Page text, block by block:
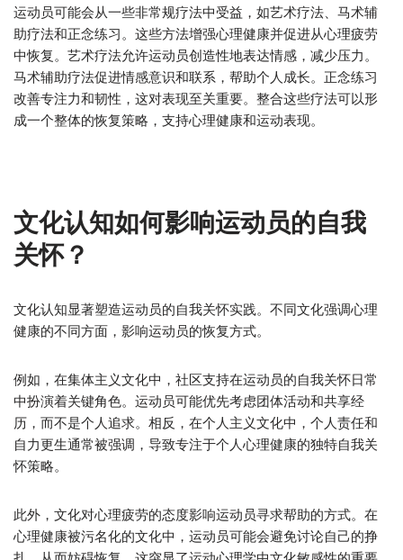
运动员可能会从一些非常规疗法中受益，如艺术疗法、马术辅
助疗法和正念练习。这些方法增强心理健康并促进从心理疲劳
中恢复。艺术疗法允许运动员创造性地表达情感，减少压力。
马术辅助疗法促进情感意识和联系，帮助个人成长。正念练习
改善专注力和韧性，这对表现至关重要。整合这些疗法可以形
成一个整体的恢复策略，支持心理健康和运动表现。
文化认知如何影响运动员的自我
关怀？
文化认知显著塑造运动员的自我关怀实践。不同文化强调心理
健康的不同方面，影响运动员的恢复方式。
例如，在集体主义文化中，社区支持在运动员的自我关怀日常
中扮演着关键角色。运动员可能优先考虑团体活动和共享经
历，而不是个人追求。相反，在个人主义文化中，个人责任和
自力更生通常被强调，导致专注于个人心理健康的独特自我关
怀策略。
此外，文化对心理疲劳的态度影响运动员寻求帮助的方式。在
心理健康被污名化的文化中，运动员可能会避免讨论自己的挣